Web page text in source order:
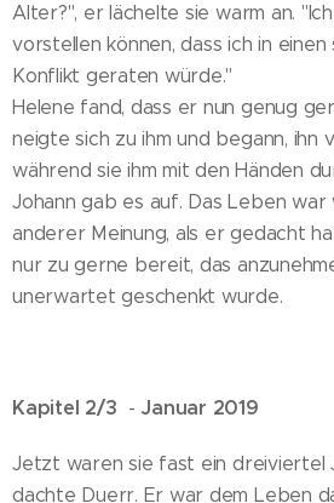
Alter?", er lächelte sie warm an.
vorstellen können, dass ich in
Konflikt geraten würde."
Helene fand, dass er nun genug
neigte sich zu ihm und begann, ihn
während sie ihm mit den Händen
Johann gab es auf. Das Leben war
anderer Meinung, als er gedacht
nur zu gerne bereit, das
unerwartet geschenkt wurde.
Kapitel 2/3 - Januar 2019
Jetzt waren sie fast ein dreiviertel
dachte Duerr. Er war dem Leben